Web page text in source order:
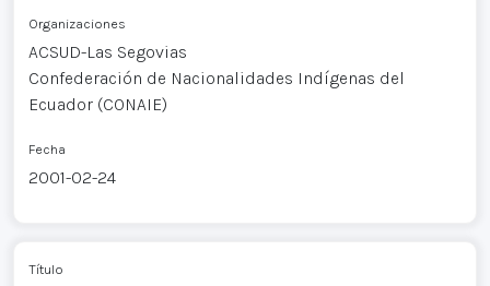
Organizaciones
ACSUD-Las Segovias
Confederación de Nacionalidades Indígenas del
Ecuador (CONAIE)
Fecha
2001-02-24
Título